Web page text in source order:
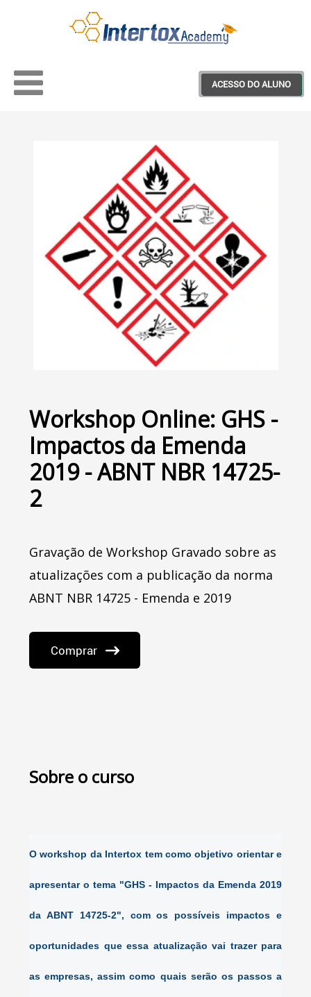
ACESSO DO ALUNO
Projeto Saber+
Workshop Online: GHS -
Impactos da Emenda
2019 - ABNT NBR 14725-
2
Gravação de Workshop Gravado sobre as
atualizações com a publicação da norma
ABNT NBR 14725 - Emenda e 2019
Comprar
Sobre o curso
O workshop da Intertox tem como objetivo orientar e
apresentar o tema "GHS - Impactos da Emenda 2019
da ABNT 14725-2", com os possíveis impactos e
oportunidades que essa atualização vai trazer para
as empresas, assim como quais serão os passos a